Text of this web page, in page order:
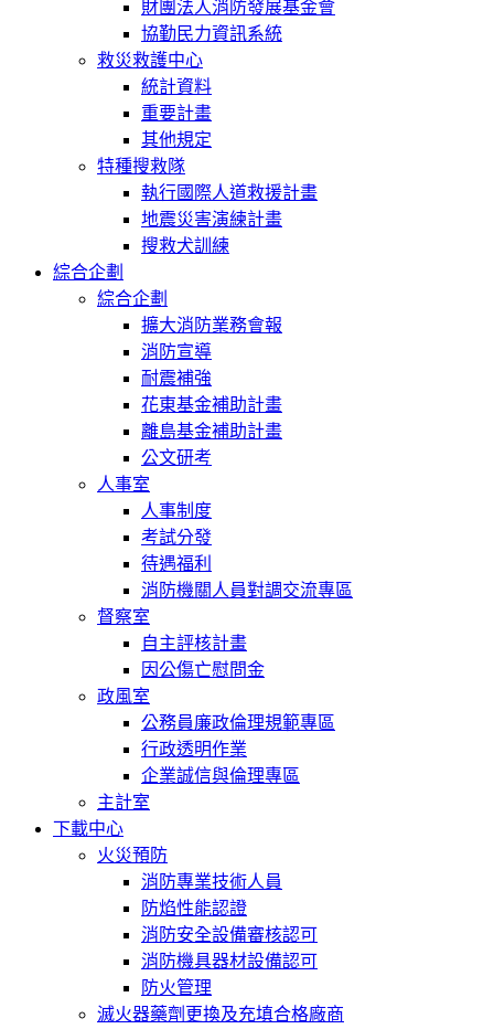
財團法人消防發展基金會
協勤民力資訊系統
救災救護中心
統計資料
重要計畫
其他規定
特種搜救隊
執行國際人道救援計畫
地震災害演練計畫
搜救犬訓練
綜合企劃
綜合企劃
擴大消防業務會報
消防宣導
耐震補強
花東基金補助計畫
離島基金補助計畫
公文研考
人事室
人事制度
考試分發
待遇福利
消防機關人員對調交流專區
督察室
自主評核計畫
因公傷亡慰問金
政風室
公務員廉政倫理規範專區
行政透明作業
企業誠信與倫理專區
主計室
下載中心
火災預防
消防專業技術人員
防焰性能認證
消防安全設備審核認可
消防機具器材設備認可
防火管理
滅火器藥劑更換及充填合格廠商